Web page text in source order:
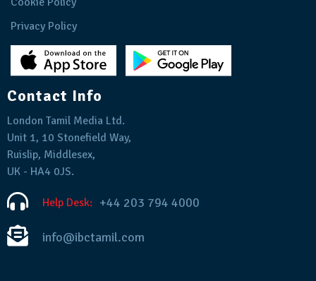
Privacy Policy
Contact Info
London Tamil Media Ltd.
Unit 1, 10 Stonefield Way,
Ruislip, Middlesex,
UK - HA4 0JS.
Help Desk: +44 203 794 4000
info@ibctamil.com